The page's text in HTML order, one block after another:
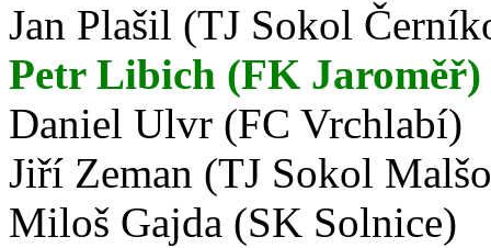
Jan Plašil (TJ Sokol
Petr Libich (FK Jaroměř)
Daniel Ulvr (FC Vrchlabí)
Jiří Zeman (TJ Sokol
Miloš Gajda (SK Solnice)